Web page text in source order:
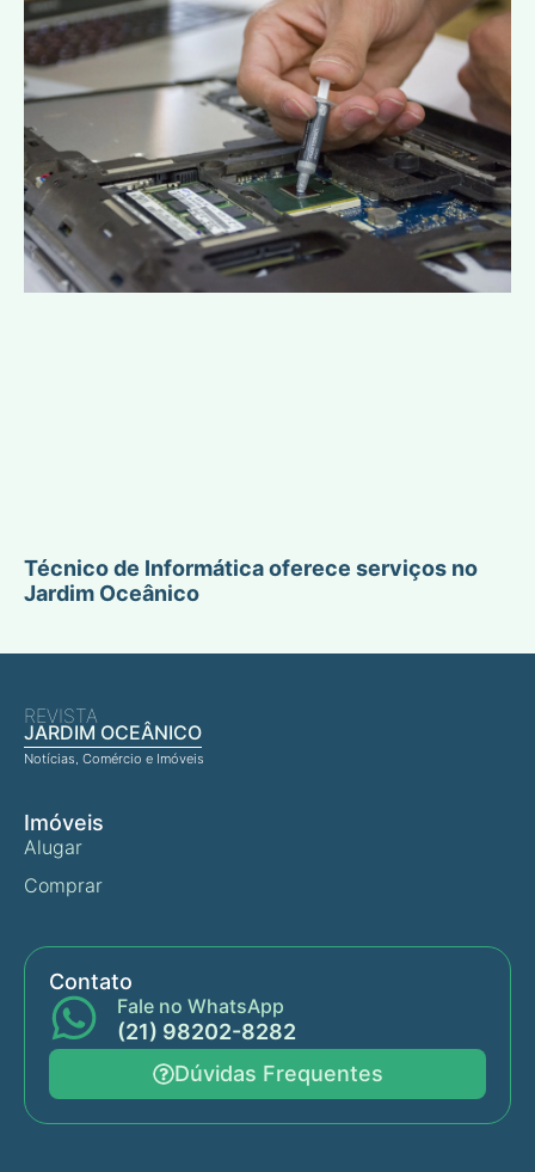
Técnico de Informática oferece serviços no
Jardim Oceânico
REVISTA
JARDIM OCEÂNICO
Notícias, Comércio e Imóveis
Imóveis
Alugar
Comprar
Contato
Fale no WhatsApp
(21) 98202-8282
Dúvidas Frequentes